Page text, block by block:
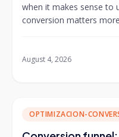
when it makes sense to
conversion matters
August 4, 2026